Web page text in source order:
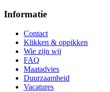
Informatie
Contact
Klikken & oppikken
Wie zijn wij
FAQ
Maatadvies
Duurzaamheid
Vacatures